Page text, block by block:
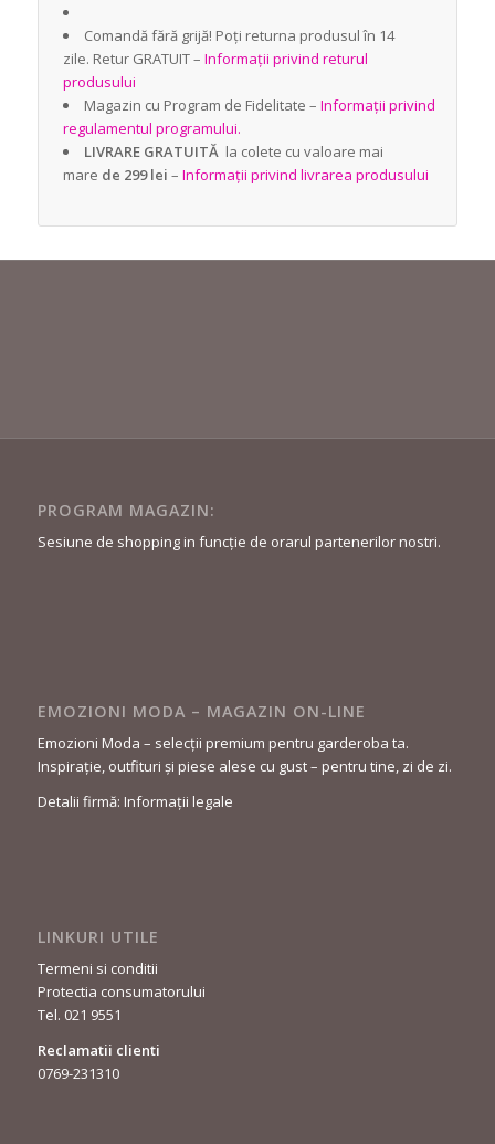
Comandă fără grijă! Poți returna produsul în 14
zile. Retur GRATUIT – Informații privind returul
produsului
Magazin cu Program de Fidelitate – Informații privind
regulamentul programului.
LIVRARE GRATUITĂ la colete cu valoare mai
mare de 299 lei – Informații privind livrarea produsului
PROGRAM MAGAZIN:
Sesiune de shopping in funcție de orarul partenerilor nostri.
EMOZIONI MODA – MAGAZIN ON-LINE
Emozioni Moda – selecții premium pentru garderoba ta.
Inspirație, outfituri și piese alese cu gust – pentru tine, zi de zi.
Detalii firmă: Informații legale
LINKURI UTILE
Termeni si conditii
Protectia consumatorului
Tel. 021 9551
Reclamatii clienti
0769-231310